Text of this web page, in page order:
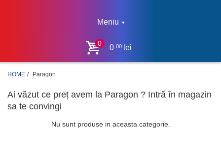
Meniu
0 0 .00lei
HOME Paragon
Ai văzut ce preț avem la Paragon ? Intră în magazin
sa te convingi
Nu sunt produse in aceasta categorie.